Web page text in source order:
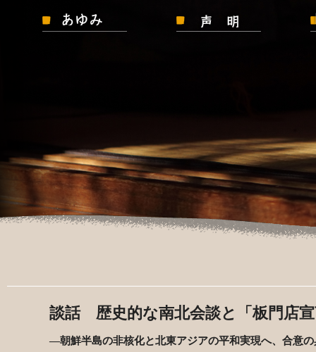
談話 歴史的な南北会談と「板門店
―朝鮮半島の非核化と北東アジアの平和実現へ、合意